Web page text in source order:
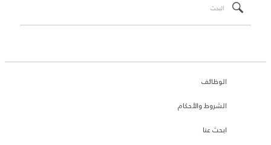
الوظائف
الشروط والأحكام
ابحث عنا